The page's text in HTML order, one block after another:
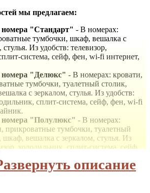
мы предлагаем:
номера "Стандарт" - В номерах:
тумбочки, шкаф, вешалка с
стулья. Из удобств: телевизор,
система, сейф, фен, wi-fi интернет,
номера "Делюкс" - В номерах: кровати,
тумбочки, туалетный столик,
с зеркалом, стулья. Из удобств:
сплит-система, сейф, фен, wi-fi
номера "Полулюкс" - В номерах:
прикроватные тумбочки, туалетный
вешалка с зеркалом, стулья. Из
холодильник, сплит-система, сейф,
номера "Апартаменты с кухней"- В
прикроватные тумбочки, шкаф,
описание